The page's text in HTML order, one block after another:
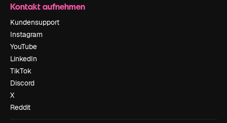
Kontakt aufnehmen
Kundensupport
Instagram
YouTube
LinkedIn
TikTok
Discord
X
Reddit